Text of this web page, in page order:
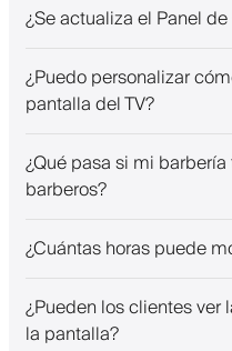
¿Se actualiza el Panel
¿Puedo personalizar
pantalla del TV?
¿Qué pasa si mi
barberos?
¿Cuántas horas puede
¿Pueden los clientes
la pantalla?